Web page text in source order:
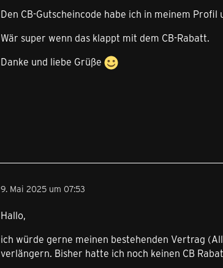
Den CB-Gutscheincode habe ich in meinem
Wär super wenn das klappt mit dem CB-Rabatt.
Danke und liebe Grüße
9. Mai 2025 um 07:53
Hallo,
ich würde gerne meinen bestehenden Vertrag
verlängern. Bisher hatte ich noch keinen CB